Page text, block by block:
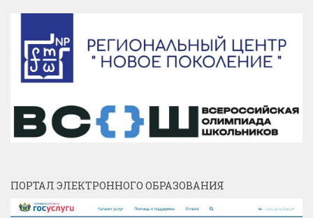
ПОРТАЛ ЭЛЕКТРОННОГО ОБРАЗОВАНИЯ